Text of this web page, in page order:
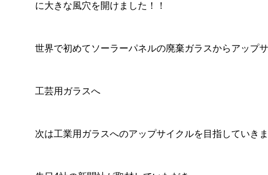
に大きな風穴を開けました！！
世界で初めてソーラーパネルの廃棄ガラスからアップ
工芸用ガラスへ
次は工業用ガラスへのアップサイクルを目指していきま